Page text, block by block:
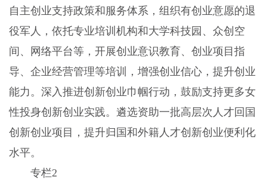
自主创业支持政策和服务体系，组织有创业意愿的退
役军人，依托专业培训机构和大学科技园、众创空
间、网络平台等，开展创业意识教育、创业项目指
导、企业经营管理等培训，增强创业信心，提升创业
能力。深入推进创新创业巾帼行动，鼓励支持更多女
性投身创新创业实践。遴选资助一批高层次人才回国
创新创业项目，提升归国和外籍人才创新创业便利化
水平。
专栏2